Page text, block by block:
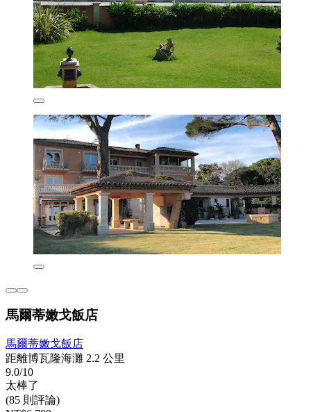
馬爾蒂嫩戈飯店
馬爾蒂嫩戈飯店
距離博瓦隆海灘 2.2 公里
9.0/10
太棒了
(85 則評論)